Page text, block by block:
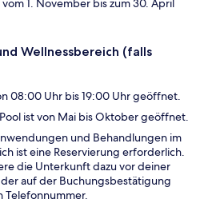
1. November bis zum 30. April
Wellnessbereich (falls
08:00 Uhr bis 19:00 Uhr geöffnet.
ist von Mai bis Oktober geöffnet.
und Behandlungen im
ist eine Reservierung erforderlich.
die Unterkunft dazu vor deiner
auf der Buchungsbestätigung
Telefonnummer.